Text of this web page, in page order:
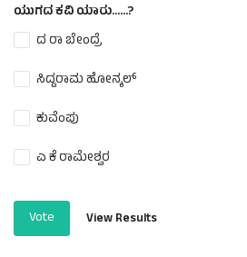
ಯುಗದ ಕವಿ ಯಾರು......?
ದ ರಾ ಬೇಂದ್ರೆ
ಸಿದ್ದರಾಮ ಹೋನ್ಕಲ್
ಕುವೆಂಪು
ಎ ಕೆ ರಾಮೇಶ್ವರ
Vote View Results